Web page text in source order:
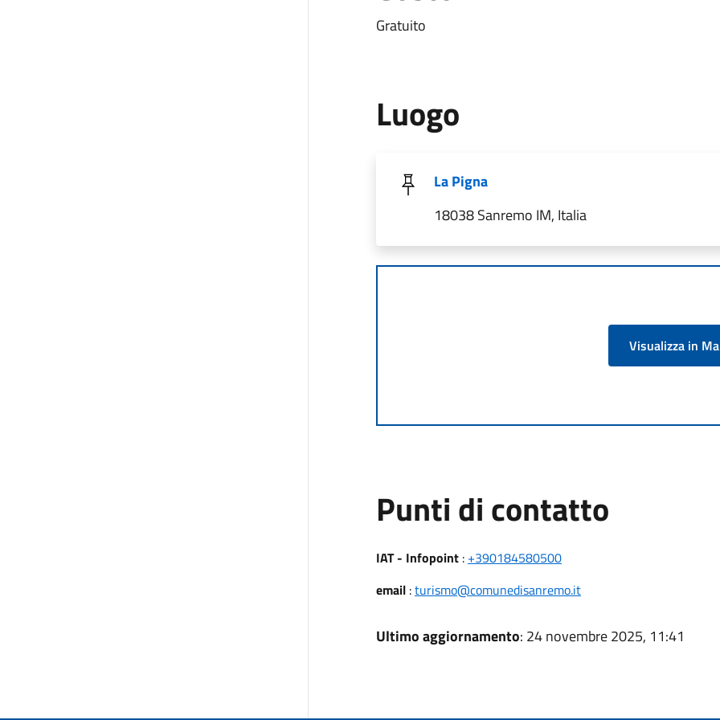
Gratuito
Luogo
La Pigna
18038 Sanremo IM, Italia
Visualizza in
Punti di contatto
IAT - Infopoint : +390184580500
email:turismo@comunedisanremo.it
Ultimo aggiornamento: 24 novembre 2025, 11:41